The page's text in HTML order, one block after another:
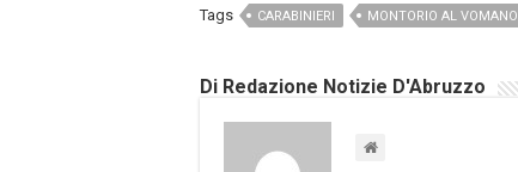
Tags CARABINIERI MONTORIO AL VOMANO
Di Redazione Notizie D'Abruzzo